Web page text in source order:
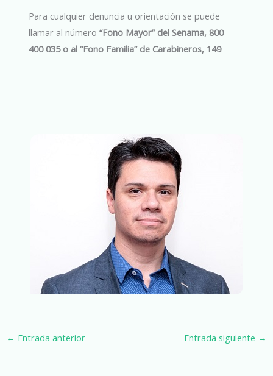
Para cualquier denuncia u orientación se puede
llamar al número“Fono Mayor” del Senama, 800
400 035 o al “Fono Familia” de Carabineros, 149.
← Entrada anterior Entrada siguiente →